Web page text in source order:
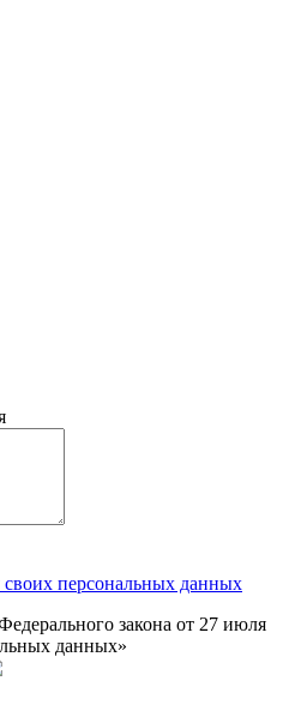
своих персональных данных
закона от 27 июля
данных»